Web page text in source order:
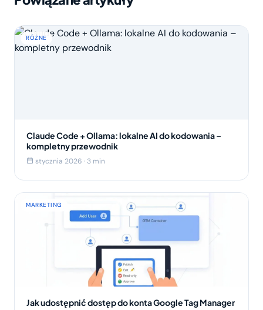
RÓŻNE
Claude Code + Ollama: lokalne AI do kodowania –
kompletny przewodnik
stycznia 2026 · 3 min
MARKETING
Jak udostępnić dostęp do konta Google Tag Manager